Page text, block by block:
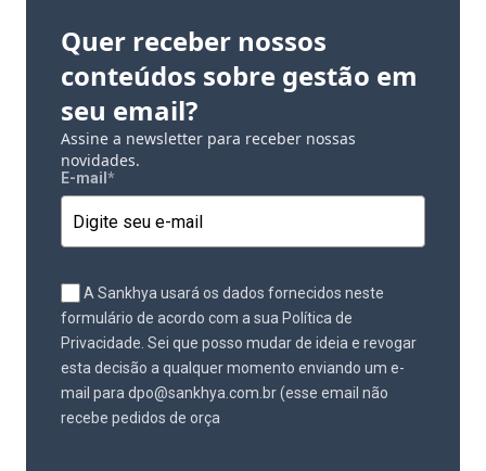
Quer receber nossos
conteúdos sobre gestão em
seu email?
Assine a newsletter para receber nossas
novidades.
E-mail *
A Sankhya usará os dados fornecidos neste
formulário de acordo com a sua Política de
Privacidade. Sei que posso mudar de ideia e revogar
esta decisão a qualquer momento enviando um e-
mail para dpo@sankhya.com.br (esse email não
recebe pedidos de orça